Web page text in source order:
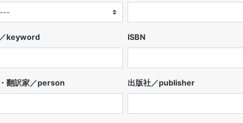
keyword ISBN
翻訳家／person 出版社／publisher